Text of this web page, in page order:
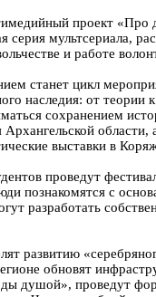
проект «Про
серия мультсериала,
и работе
станет цикл
наследия: от теории
сохранением
Архангельской области,
выставки в
проведут
познакомятся с
разработать
развитию
обновят
душой», проведут